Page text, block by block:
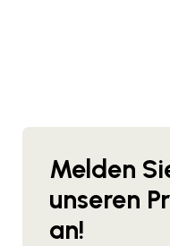
Melden
unseren
an!